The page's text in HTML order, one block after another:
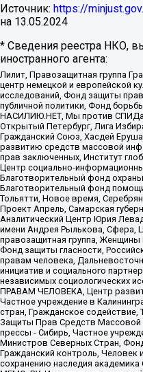
Источник: https://
на 13.05.2024
* Сведения реестра НКО,
иностранного агента:
Лилит, Правозащитная группа
центр немецкой и европейской
исследований, Фонд защиты
публичной политики, Фонд
НАСИЛИЮ.НЕТ, Мы против СПИДа,
Открытый Петербург, Лига
Гражданский Союз, Хасдей
развитию средств массовой
прав заключенных, Институт
Центр социально-
Благотворительный фонд
Благотворительный фонд
Тольятти, Новое время,
Проект Апрель, Самарская
Аналитический Центр Юрия
имени Андрея Рылькова, Сфера,
правозащитная группа, Женщины
Фонд защиты гласности,
правам человека,
инициатив и социального
независимых социологических
ПРАВАМ ЧЕЛОВЕКА, Центр
Частное учреждение в
стран, Гражданское
Защиты Прав Средств Массовой
прессы - Сибирь, Частное
Министров Северных Стран,
Гражданский контроль, Человек
сохранению наследия